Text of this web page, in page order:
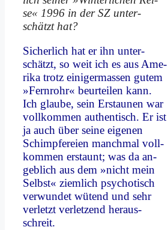
se« 1996 in der SZ un­ter­
schätzt hat?
Si­cher­lich hat er ihn un­ter­
schätzt, so weit ich es aus Ame­
ri­ka trotz ei­ni­ger­ma­ssen gu­tem
»Fern­rohr« be­ur­tei­len kann.
Ich glau­be, sein Er­stau­nen war
voll­kom­men au­then­tisch. Er ist
ja auch über sei­ne ei­ge­nen
Schimpf­e­rei­en manch­mal voll­
kom­men er­staunt; was da an­
geb­lich aus dem »nicht mein
Selbst« ziem­lich psy­cho­tisch
ver­wun­det wü­tend und sehr
ver­letzt ver­let­zend her­aus­
schreit.